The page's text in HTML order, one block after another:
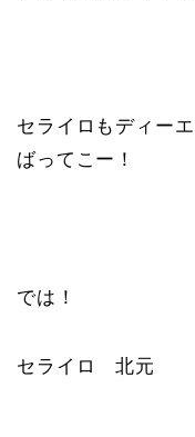
セライロもディー
ばってこー！
では！
セライロ 北元